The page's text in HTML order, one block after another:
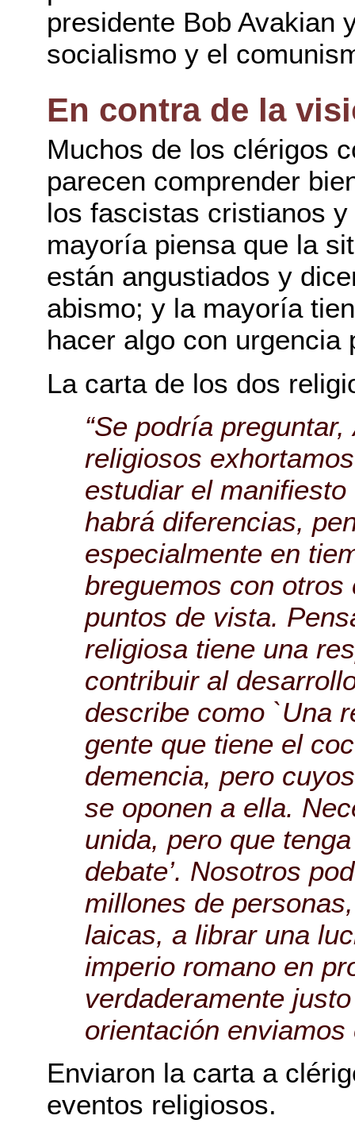
presidente Bob Avakian
socialismo y el
En contra de la
Muchos de los clérigos
parecen comprender
los fascistas cristianos
mayoría piensa que la
están angustiados y
abismo; y la mayoría
hacer algo con urgencia
La carta de los dos
“Se podría
religiosos
estudiar el
habrá diferencias,
especialmente en
breguemos con
puntos de vista.
religiosa tiene una
contribuir al
describe como `Una
gente que tiene el
demencia, pero
se oponen a ella.
unida, pero que
debate’. Nosotros
millones de
laicas, a librar una
imperio romano en
verdaderamente
orientación
Enviaron la carta a
eventos religiosos.